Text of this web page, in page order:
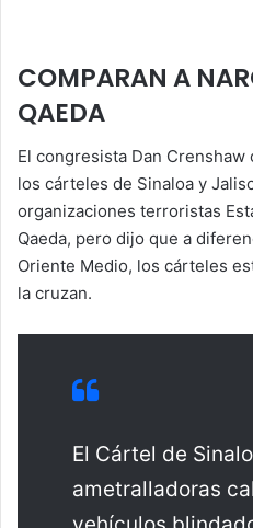
COMPARAN A
QAEDA
El congresista Dan
los cárteles de Sinaloa y
organizaciones terroristas
Qaeda, pero dijo que a
Oriente Medio, los cárteles
la cruzan.
El Cártel de
ametralladoras